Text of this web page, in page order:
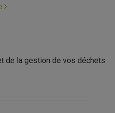
de la gestion de vos déchets